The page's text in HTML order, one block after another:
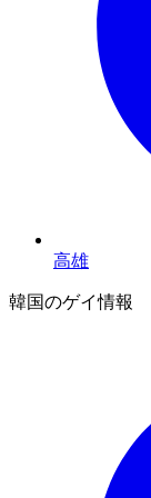
高雄
韓国のゲイ情報